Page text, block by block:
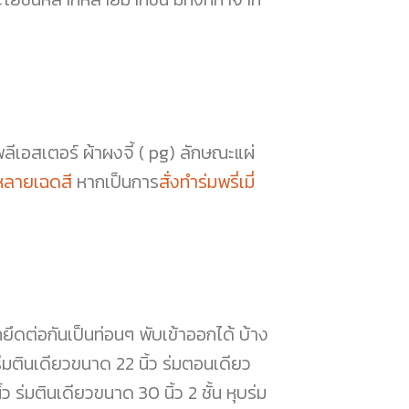
เอสเตอร์ ผ้าผงจี้ ( pg) ลักษณะแผ่
ายเฉดสี หากเป็นการสั่งทำร่มพรี่เมี่
ดต่อกันเป็นท่อนๆ พับเข้าออกได้ บ้าง
ตินเดียวขนาด 22 นิ้ว ร่มตอนเดียว
ร่มตินเดียวขนาด 30 นิ้ว 2 ชั้น หุบร่ม